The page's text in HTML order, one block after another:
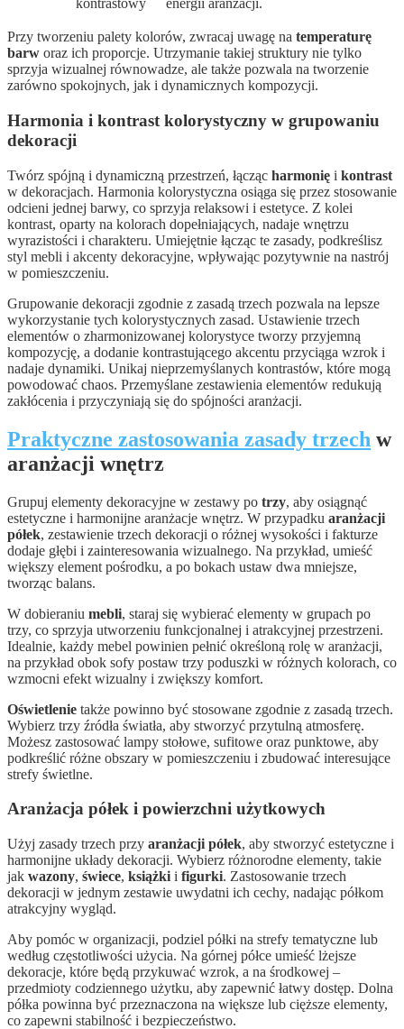
kontrastowy energii aranżacji.
Przy tworzeniu palety kolorów, zwracaj uwagę na temperaturę
barw oraz ich proporcje. Utrzymanie takiej struktury nie tylko
sprzyja wizualnej równowadze, ale także pozwala na tworzenie
zarówno spokojnych, jak i dynamicznych kompozycji.
Harmonia i kontrast kolorystyczny w grupowaniu
dekoracji
Twórz spójną i dynamiczną przestrzeń, łącząc harmonię i kontrast
w dekoracjach. Harmonia kolorystyczna osiąga się przez stosowanie
odcieni jednej barwy, co sprzyja relaksowi i estetyce. Z kolei
kontrast, oparty na kolorach dopełniających, nadaje wnętrzu
wyrazistości i charakteru. Umiejętnie łącząc te zasady, podkreślisz
styl mebli i akcenty dekoracyjne, wpływając pozytywnie na nastrój
w pomieszczeniu.
Grupowanie dekoracji zgodnie z zasadą trzech pozwala na lepsze
wykorzystanie tych kolorystycznych zasad. Ustawienie trzech
elementów o zharmonizowanej kolorystyce tworzy przyjemną
kompozycję, a dodanie kontrastującego akcentu przyciąga wzrok i
nadaje dynamiki. Unikaj nieprzemyślanych kontrastów, które mogą
powodować chaos. Przemyślane zestawienia elementów redukują
zakłócenia i przyczyniają się do spójności aranżacji.
Praktyczne zastosowania zasady trzech w
aranżacji wnętrz
Grupuj elementy dekoracyjne w zestawy po trzy, aby osiągnąć
estetyczne i harmonijne aranżacje wnętrz. W przypadku aranżacji
półek, zestawienie trzech dekoracji o różnej wysokości i fakturze
dodaje głębi i zainteresowania wizualnego. Na przykład, umieść
większy element pośrodku, a po bokach ustaw dwa mniejsze,
tworząc balans.
W dobieraniu mebli, staraj się wybierać elementy w grupach po
trzy, co sprzyja utworzeniu funkcjonalnej i atrakcyjnej przestrzeni.
Idealnie, każdy mebel powinien pełnić określoną rolę w aranżacji,
na przykład obok sofy postaw trzy poduszki w różnych kolorach, co
wzmocni efekt wizualny i zwiększy komfort.
Oświetlenie także powinno być stosowane zgodnie z zasadą trzech.
Wybierz trzy źródła światła, aby stworzyć przytulną atmosferę.
Możesz zastosować lampy stołowe, sufitowe oraz punktowe, aby
podkreślić różne obszary w pomieszczeniu i zbudować interesujące
strefy świetlne.
Aranżacja półek i powierzchni użytkowych
Użyj zasady trzech przy aranżacji półek, aby stworzyć estetyczne i
harmonijne układy dekoracji. Wybierz różnorodne elementy, takie
jak wazony, świece, książki i figurki. Zastosowanie trzech
dekoracji w jednym zestawie uwydatni ich cechy, nadając półkom
atrakcyjny wygląd.
Aby pomóc w organizacji, podziel półki na strefy tematyczne lub
według częstotliwości użycia. Na górnej półce umieść lżejsze
dekoracje, które będą przykuwać wzrok, a na środkowej –
przedmioty codziennego użytku, aby zapewnić łatwy dostęp. Dolna
półka powinna być przeznaczona na większe lub cięższe elementy,
co zapewni stabilność i bezpieczeństwo.